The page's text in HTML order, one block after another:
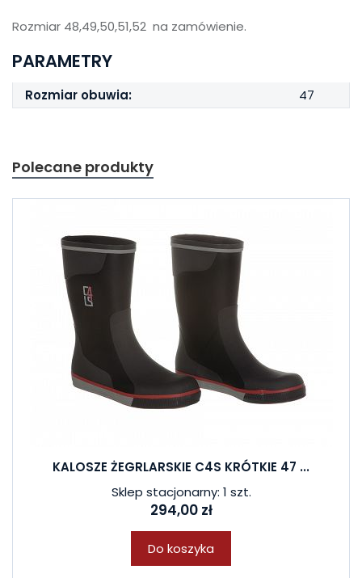
Rozmiar 48,49,50,51,52 na zamówienie.
PARAMETRY
Rozmiar obuwia: 47
Polecane produkty
KALOSZE ŻEGRLARSKIE C4S KRÓTKIE 47 ...
Sklep stacjonarny: 1 szt.
294,00 zł
Do koszyka